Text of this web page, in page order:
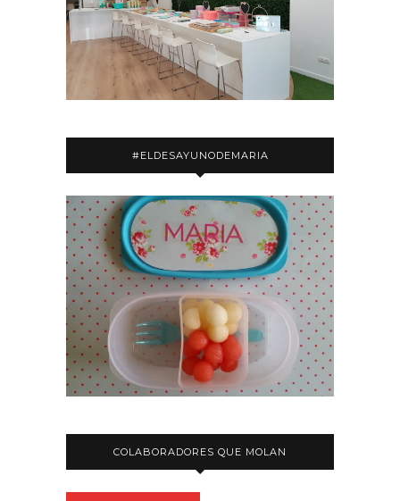
#ELDESAYUNODEMARIA
COLABORADORES QUE MOLAN